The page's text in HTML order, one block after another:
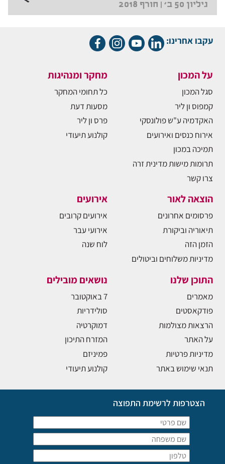
גיליון 50 ב' | חורף 2018
עקבו אחרינו:
על המכון
סגל המכון
קמפוס ון ליר
האקדמיה ע"ש פולונסקי
אירוח כנסים ואירועים
תמיכה במכון
תרומות מישות מדינית זרה
צרו קשר
מחקר ומנהיגות
כל תחומי המחקר
מסעות דעת
פרס ון ליר
קולנוע תיעודי
הוצאה לאור
פרסומים אחרונים
תיאוריה וביקורת
הזמן הזה
מדיניות משלוחים וביטולים
אירועים
אירועים קרובים
אירועי עבר
לוח שנה
התוכן שלנו
מאמרים
פודקאסטים
הרצאות מצולמות
על האתר
מדיניות פרטיות
תנאי שימוש באתר
נושאים מובילים
7 באוקטובר
סולידריות
דמוקרטיה
המזרח התיכון
פמיניזם
קולנוע תיעודי
הצטרפות לרשימת התפוצה